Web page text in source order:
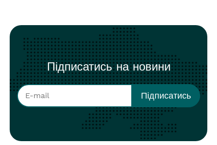
Підписатись на новини